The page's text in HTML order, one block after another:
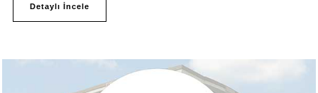
Detaylı İncele